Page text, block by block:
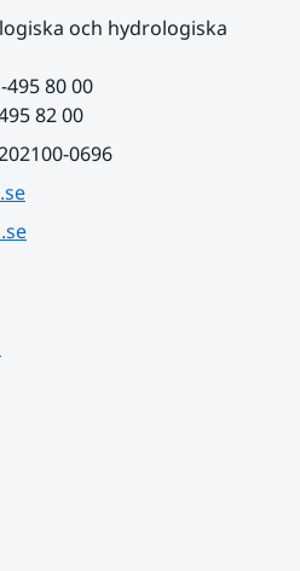
och hydrologiska
80 00
82 00
0696